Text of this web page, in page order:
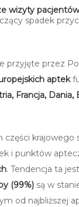
wizyty
spadek
przyjęte przez
aptek
Francja,
i punktów
. Tendencja ta
(99%) są w
od najbliższej